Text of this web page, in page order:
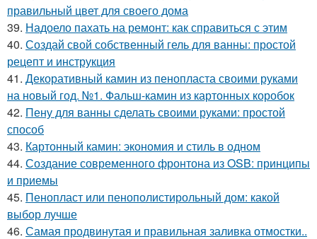
правильный цвет для своего дома
39. Надоело пахать на ремонт: как справиться с этим
40. Создай свой собственный гель для ванны: простой
рецепт и инструкция
41. Декоративный камин из пенопласта своими руками
на новый год. №1. Фальш-камин из картонных коробок
42. Пену для ванны сделать своими руками: простой
способ
43. Картонный камин: экономия и стиль в одном
44. Создание современного фронтона из OSB: принципы
и приемы
45. Пенопласт или пенополистирольный дом: какой
выбор лучше
46. Самая продвинутая и правильная заливка отмостки..